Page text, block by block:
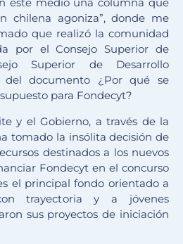
chilena agoniza”, donde me
que realizó la comunidad
por el Consejo Superior de
Superior de Desarrollo
del documento ¿Por qué se
para Fondecyt?
y el Gobierno, a través de la
tomado la insólita decisión de
destinados a los nuevos
Fondecyt en el concurso
el principal fondo orientado a
trayectoria y a jóvenes
sus proyectos de iniciación